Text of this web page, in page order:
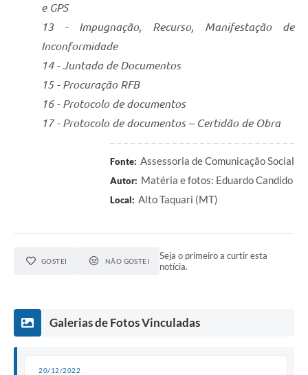
e GPS
13 - Impugnação, Recurso, Manifestação de
Inconformidade
14 - Juntada de Documentos
15 - Procuração RFB
16 - Protocolo de documentos
17 - Protocolo de documentos – Certidão de Obra
Fonte: Assessoria de Comunicação Social
Autor: Matéria e fotos: Eduardo Candido
Local: Alto Taquari (MT)
GOSTEI NÃO GOSTEI
Seja o primeiro a curtir esta
notícia.
Galerias de Fotos Vinculadas
20/12/2022